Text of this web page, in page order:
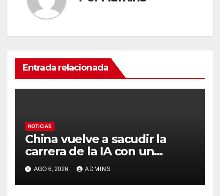
Entrada relacionada
NOTICIAS
China vuelve a sacudir la
carrera de la IA con un
modelo capaz de trabajar
durante días sin intervención
humana
AGO 6, 2026 ADMINS